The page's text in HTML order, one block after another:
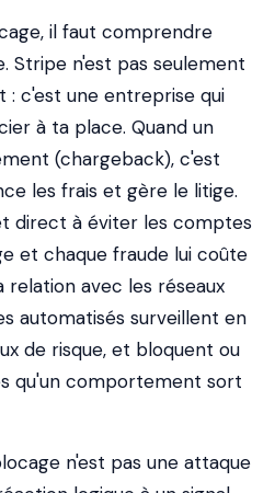
il faut comprendre
Stripe n'est pas seulement
: c'est une entreprise qui
à ta place. Quand un
(chargeback), c'est
les frais et gère le litige.
direct à éviter les comptes
et chaque fraude lui coûte
avec les réseaux
automatisés surveillent en
de risque, et bloquent ou
qu'un comportement sort
n'est pas une attaque